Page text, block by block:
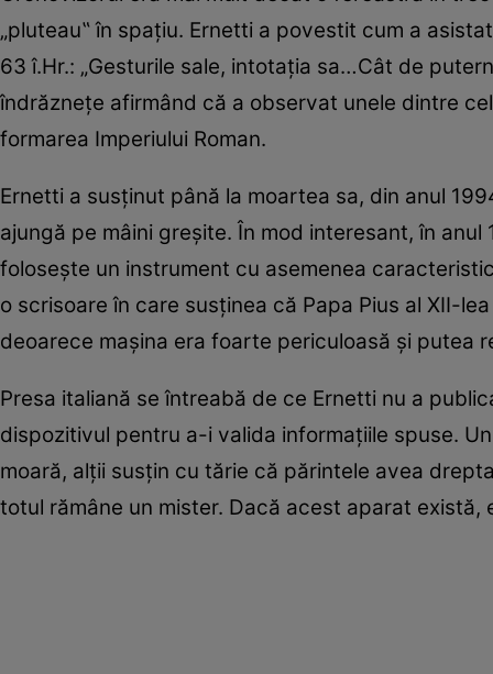
„pluteau‟ în spaţiu. Ernetti a povestit cum a
63 î.Hr.: „Gesturile sale, intotaţia sa…Cât de
îndrăzneţe afirmând că a observat unele dintre
formarea Imperiului Roman.
Ernetti a susţinut până la moartea sa, din anul
ajungă pe mâini greşite. În mod interesant, în
foloseşte un instrument cu asemenea
o scrisoare în care susţinea că Papa Pius al XII-
deoarece maşina era foarte periculoasă şi putea
Presa italiană se întreabă de ce Ernetti nu a
dispozitivul pentru a-i valida informaţiile spuse.
moară, alţii susţin cu tărie că părintele avea
totul rămâne un mister. Dacă acest aparat